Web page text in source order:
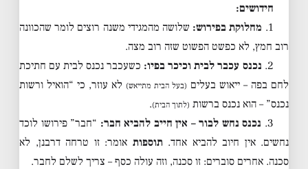
חידושים:
1. מחלוקת בפירוש: שלושה מהמגידי משנה רוצים לומר שהכוונה
רוב חמץ, לא כפשט הפשוט שזה רוב מצה.
2. נכנס עכבר לבית וכיכר בפיו: כשעכבר נכנס לבית עם חתיכת
לחם בפה – ייאוש בעלים (בעל הבית מתייאש) לא עוזר, כי “הואיל ורשות
נכנס” – הוא נכנס ברשות (לתוך הבית).
3. נכנס נחש לבור – אין חייב להביא חבר: “חבר” פירושו לוכד
נחשים. אין חיוב להביא אחד.תוספות אומר: זו טרחה דרבנן, לא
סכנה. אחרים סוברים: זו סכנה, וזה עולה כסף – צריך לשלם לחבר.